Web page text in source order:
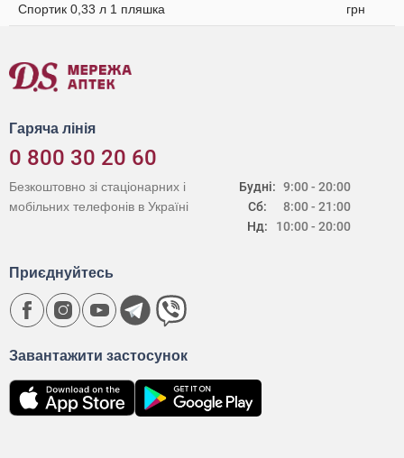
Спортик 0,33 л 1 пляшка
грн
Гаряча лінія
0 800 30 20 60
Будні:
Сб:
Нд:
9:00 - 20:00
8:00 - 21:00
10:00 - 20:00
Безкоштовно зі стаціонарних і
мобільних телефонів в Україні
Завантажити застосунок
Приєднуйтесь